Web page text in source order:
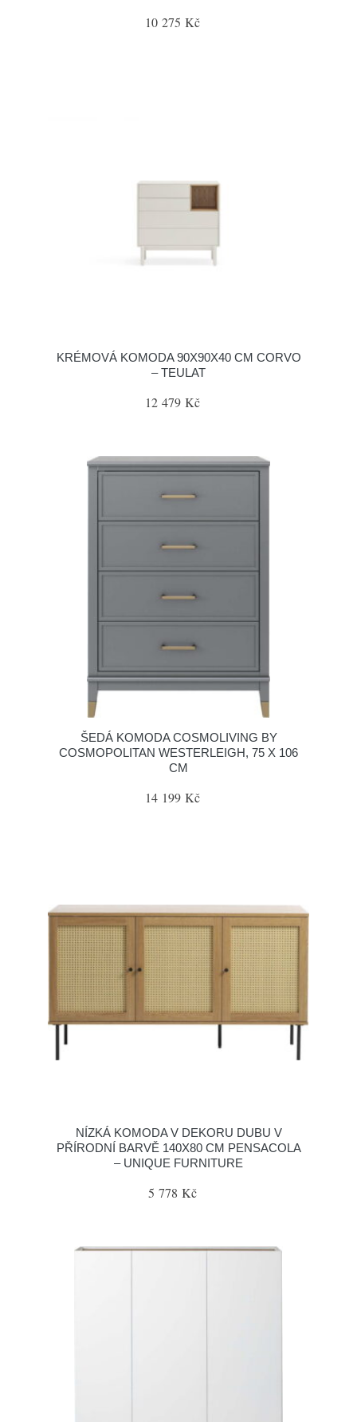
10 275 Kč
KRÉMOVÁ KOMODA 90X90X40 CM CORVO
– TEULAT
12 479 Kč
ŠEDÁ KOMODA COSMOLIVING BY
COSMOPOLITAN WESTERLEIGH, 75 X 106
CM
14 199 Kč
NÍZKÁ KOMODA V DEKORU DUBU V
PŘÍRODNÍ BARVĚ 140X80 CM PENSACOLA
– UNIQUE FURNITURE
5 778 Kč